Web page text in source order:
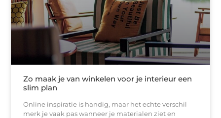
Zo maak je van winkelen voor je interieur een
slim plan
Online inspiratie is handig, maar het echte verschil
merk je vaak pas wanneer je materialen ziet en